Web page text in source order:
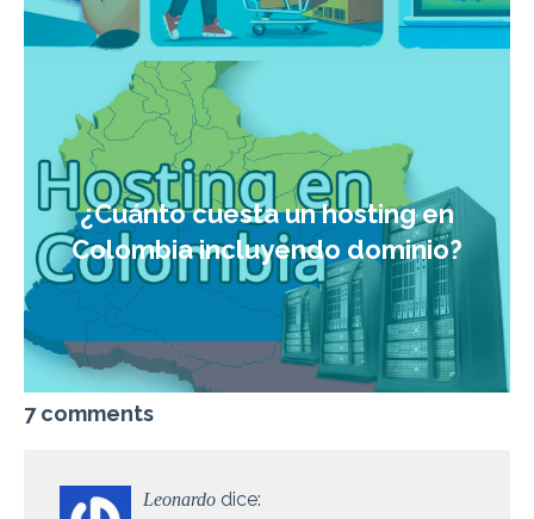
¿Cuánto cuesta un hosting en
Colombia incluyendo dominio?
7 comments
Leonardo dice: